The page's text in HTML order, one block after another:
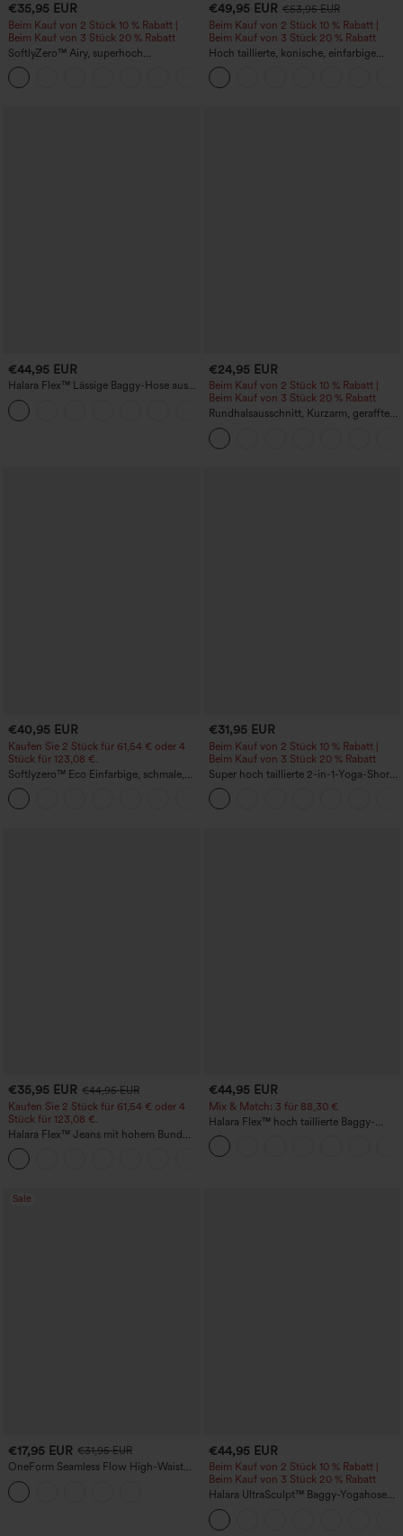
€35,95 EUR
Beim Kauf von 2 Stück 10 % Rabatt |
Beim Kauf von 3 Stück 20 % Rabatt
SoftlyZero™ Airy, superhoch
geschnittene 2-in-1 InstantCool Yoga-
Shorts 7" mit Taschen
€49,95 EUR €53,95 EUR
Beim Kauf von 2 Stück 10 % Rabatt |
Beim Kauf von 3 Stück 20 % Rabatt
Hoch taillierte, konische, einfarbige
Anzughose mit Seitentaschen
€44,95 EUR
Halara Flex™ Lässige Baggy-Hose aus
elastischem Strickdenim mit
mittelhohem Bund, Cargo-
Seitentaschen und geradem Bein
+2
€24,95 EUR
Beim Kauf von 2 Stück 10 % Rabatt |
Beim Kauf von 3 Stück 20 % Rabatt
Rundhalsausschnitt, Kurzarm, gerafftes
Cool-Touch Yoga-Sporttop - UPF50+
€40,95 EUR
Kaufen Sie 2 Stück für 61,54 € oder 4
Stück für 123,08 €.
Softlyzero™ Eco Einfarbige, schmale,
hoch taillierte Wanderhose mit
mehreren Taschen
€31,95 EUR
Beim Kauf von 2 Stück 10 % Rabatt |
Beim Kauf von 3 Stück 20 % Rabatt
Super hoch taillierte 2-in-1-Yoga-Shorts
mit Gesäßtasche und Seitentasche-
längere Länge
€35,95 EUR €44,95 EUR
Kaufen Sie 2 Stück für 61,54 € oder 4
Stück für 123,08 €.
Halara Flex™ Jeans mit hohem Bund
und Taschen, gewaschener, lässiger
Bootcut
€44,95 EUR
Mix & Match: 3 für 88,30 €
Halara Flex™ hoch taillierte Baggy-
Jeans mit Taschen, weitem Bein,
stonewashed, lässig
Sale
€17,95 EUR €31,95 EUR
OneForm Seamless Flow High-Waist
Yogaleggings – nahtlos, mit hoher
Taille, bauchformend und mit
Hebeeffekt für den Po
€44,95 EUR
Beim Kauf von 2 Stück 10 % Rabatt |
Beim Kauf von 3 Stück 20 % Rabatt
Halara UltraSculpt™ Baggy-Yogahose
mit hohem Bund, Bauchkontrolle,
Color-Block-Streifen und Taschen